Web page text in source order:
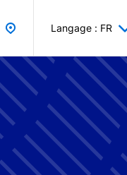
Langage : FR